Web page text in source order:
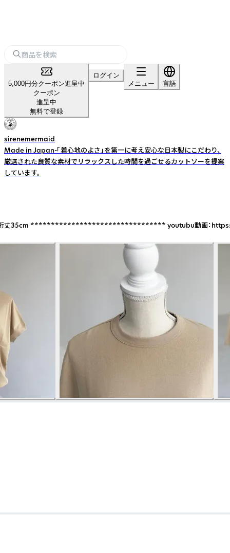
5,000円分クーポン進呈中
クーポン
進呈中
無料で登録
ログイン
メニュー
言語
sirenemermaid
Made in Japan-「着心地のよさ」を第一に考え安心な日本製にこだわり、
厳選された良質な素材でリラックスした時間を過ごせるカットソーを提案
しています。
巾68ｃｍ裄丈35cm *********************************